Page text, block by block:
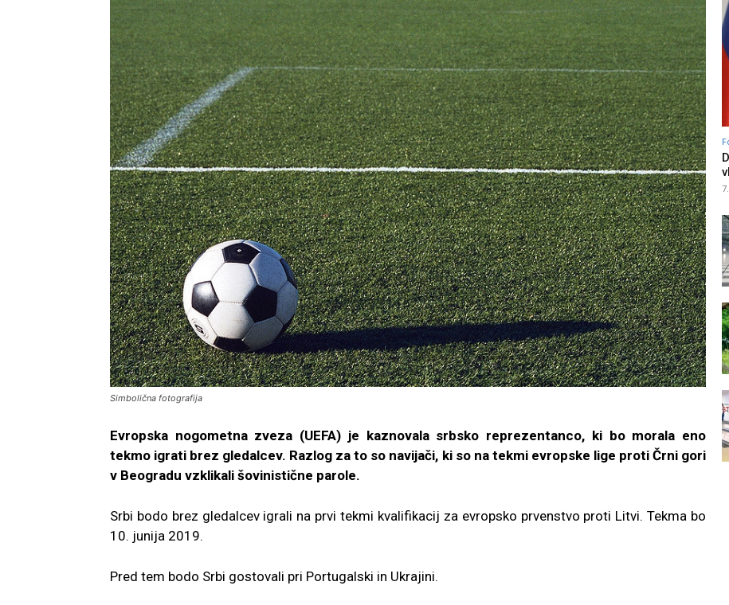
Simbolična fotografija
Evropska nogometna zveza (UEFA) je kaznovala srbsko reprezentanco, ki bo morala eno
tekmo igrati brez gledalcev. Razlog za to so navijači, ki so na tekmi evropske lige proti Črni gori
v Beogradu vzklikali šovinistične parole.
Srbi bodo brez gledalcev igrali na prvi tekmi kvalifikacij za evropsko prvenstvo proti Litvi. Tekma bo
10. junija 2019.
Pred tem bodo Srbi gostovali pri Portugalski in Ukrajini.